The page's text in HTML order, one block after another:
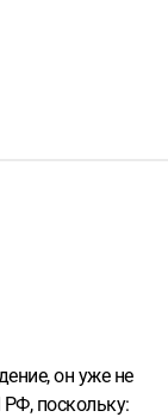
он уже не
поскольку: